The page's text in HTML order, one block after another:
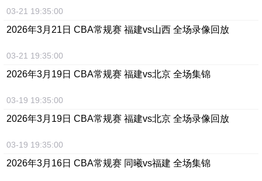
03-21 19:35:00
2026年3月21日 CBA常规赛 福建vs山西 全场录像回放
03-21 19:35:00
2026年3月19日 CBA常规赛 福建vs北京 全场集锦
03-19 19:35:00
2026年3月19日 CBA常规赛 福建vs北京 全场录像回放
03-19 19:35:00
2026年3月16日 CBA常规赛 同曦vs福建 全场集锦